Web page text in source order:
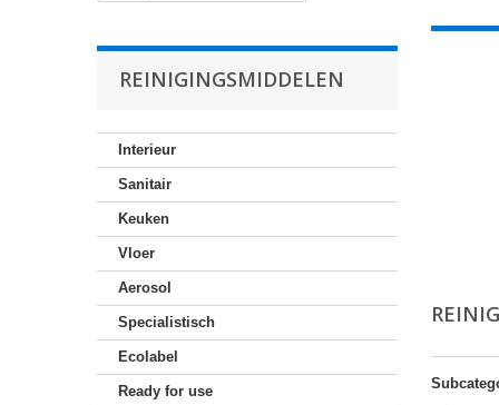
REINIGINGSMIDDELEN
Interieur
Sanitair
Keuken
Vloer
Aerosol
Specialistisch
Ecolabel
Ready for use